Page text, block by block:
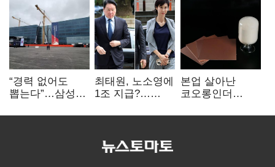
“경력 없어도
뽑는다”…삼성
반도체 인재
최태원, 노소영에
1조 지급?…
본업 살아난
코오롱인더
배터리 소재로